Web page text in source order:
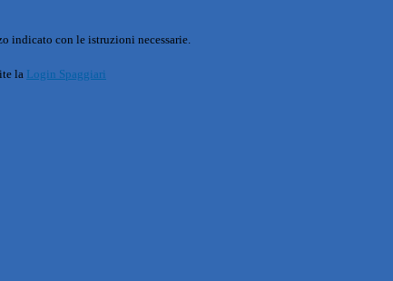
indicato con le istruzioni necessarie.
la Login Spaggiari